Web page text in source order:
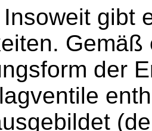
gibt
der